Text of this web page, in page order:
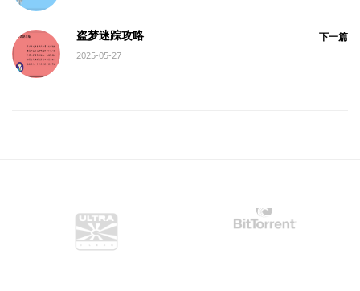
盗梦迷踪攻略
2025-05-27
下一篇